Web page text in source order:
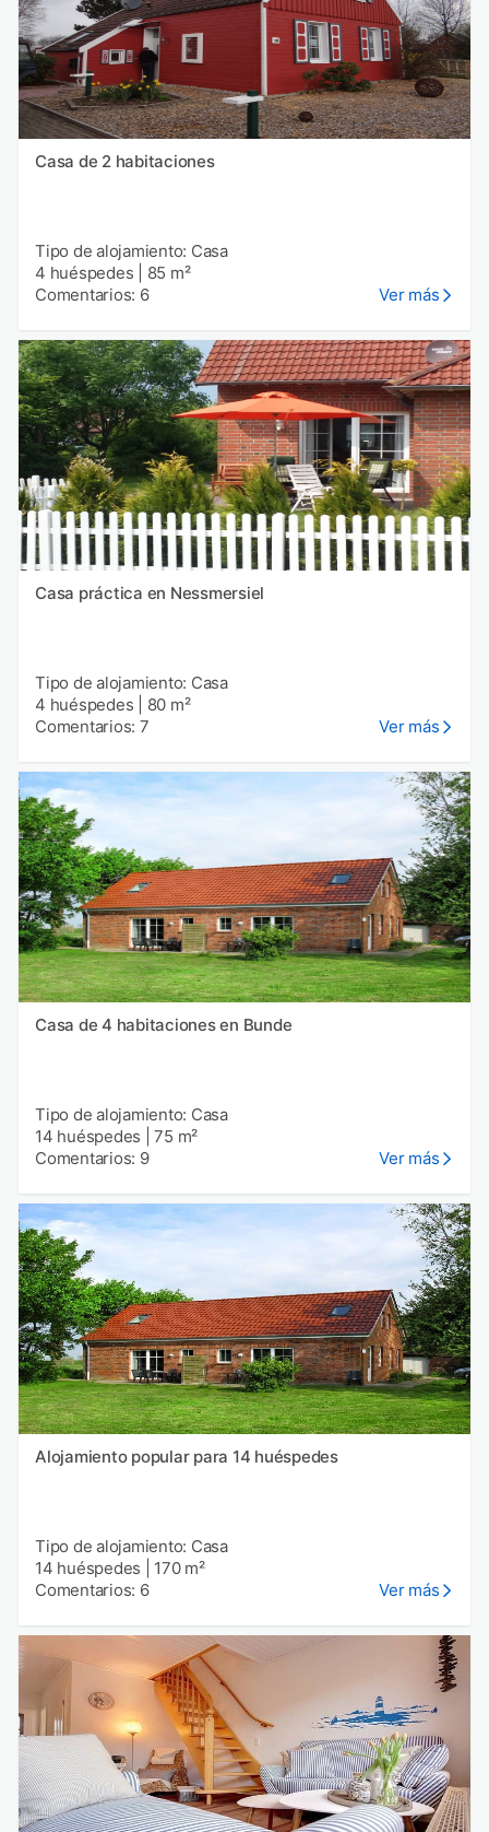
Casa de 2 habitaciones
Tipo de alojamiento: Casa
4 huéspedes
85 m²
Comentarios: 6
Ver más
Casa práctica en Nessmersiel
Tipo de alojamiento: Casa
4 huéspedes
80 m²
Comentarios: 7
Ver más
Casa de 4 habitaciones en Bunde
Tipo de alojamiento: Casa
14 huéspedes |75 m²
Comentarios: 9
Ver más
Alojamiento popular para 14 huéspedes
Tipo de alojamiento: Casa
14 huéspedes
170 m²
Comentarios: 6
Ver más